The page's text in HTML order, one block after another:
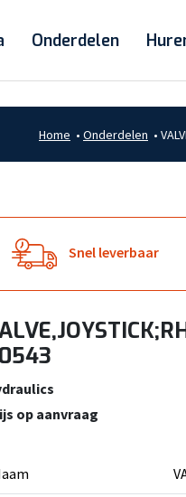
Onderdelen
Home • Onderdelen •
Snel leverbaar
op aanvraag